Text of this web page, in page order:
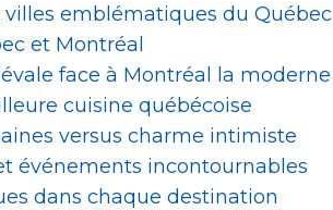
emblématiques du Québec
et Montréal
face à Montréal la moderne
cuisine québécoise
versus charme intimiste
événements incontournables
dans chaque destination